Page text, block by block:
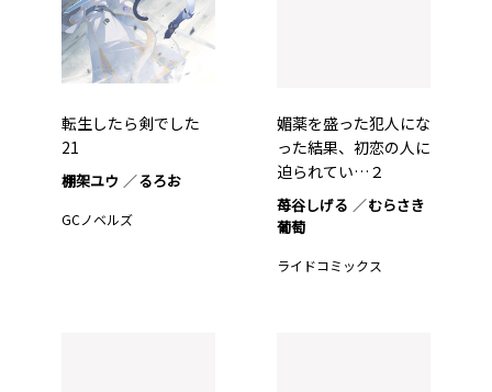
転生したら剣でした
21
棚架ユウ るろお
GCノベルズ
媚薬を盛った犯人にな
った結果、初恋の人に
迫られてい…２
苺谷しげる
むらさき
葡萄
ライドコミックス